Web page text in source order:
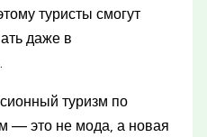
туристы смогут
даже в
туризм по
— это не мода, а новая